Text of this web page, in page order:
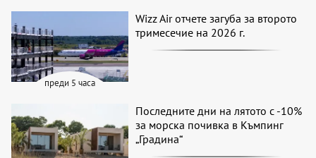
преди 5 часа
Wizz Air отчете загуба за второто
тримесечие на 2026 г.
Последните дни на лятото с -10%
за морска почивка в Къмпинг
„Градина“